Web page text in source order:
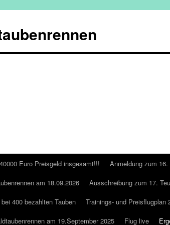
Euro Preisgeld insgesamt!!!
Anmeldung zum 16.
am 18.09.2026
Ausschreibung zum 17.
400 bezahlten Tauben Trainings- und Preisflugplan
am 19.September 2025
Flug live